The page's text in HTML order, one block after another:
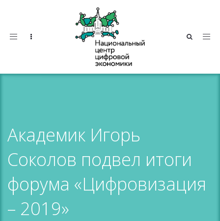
Toggle
Академик Игорь
Соколов подвел итоги
форума «Цифровизация
– 2019»